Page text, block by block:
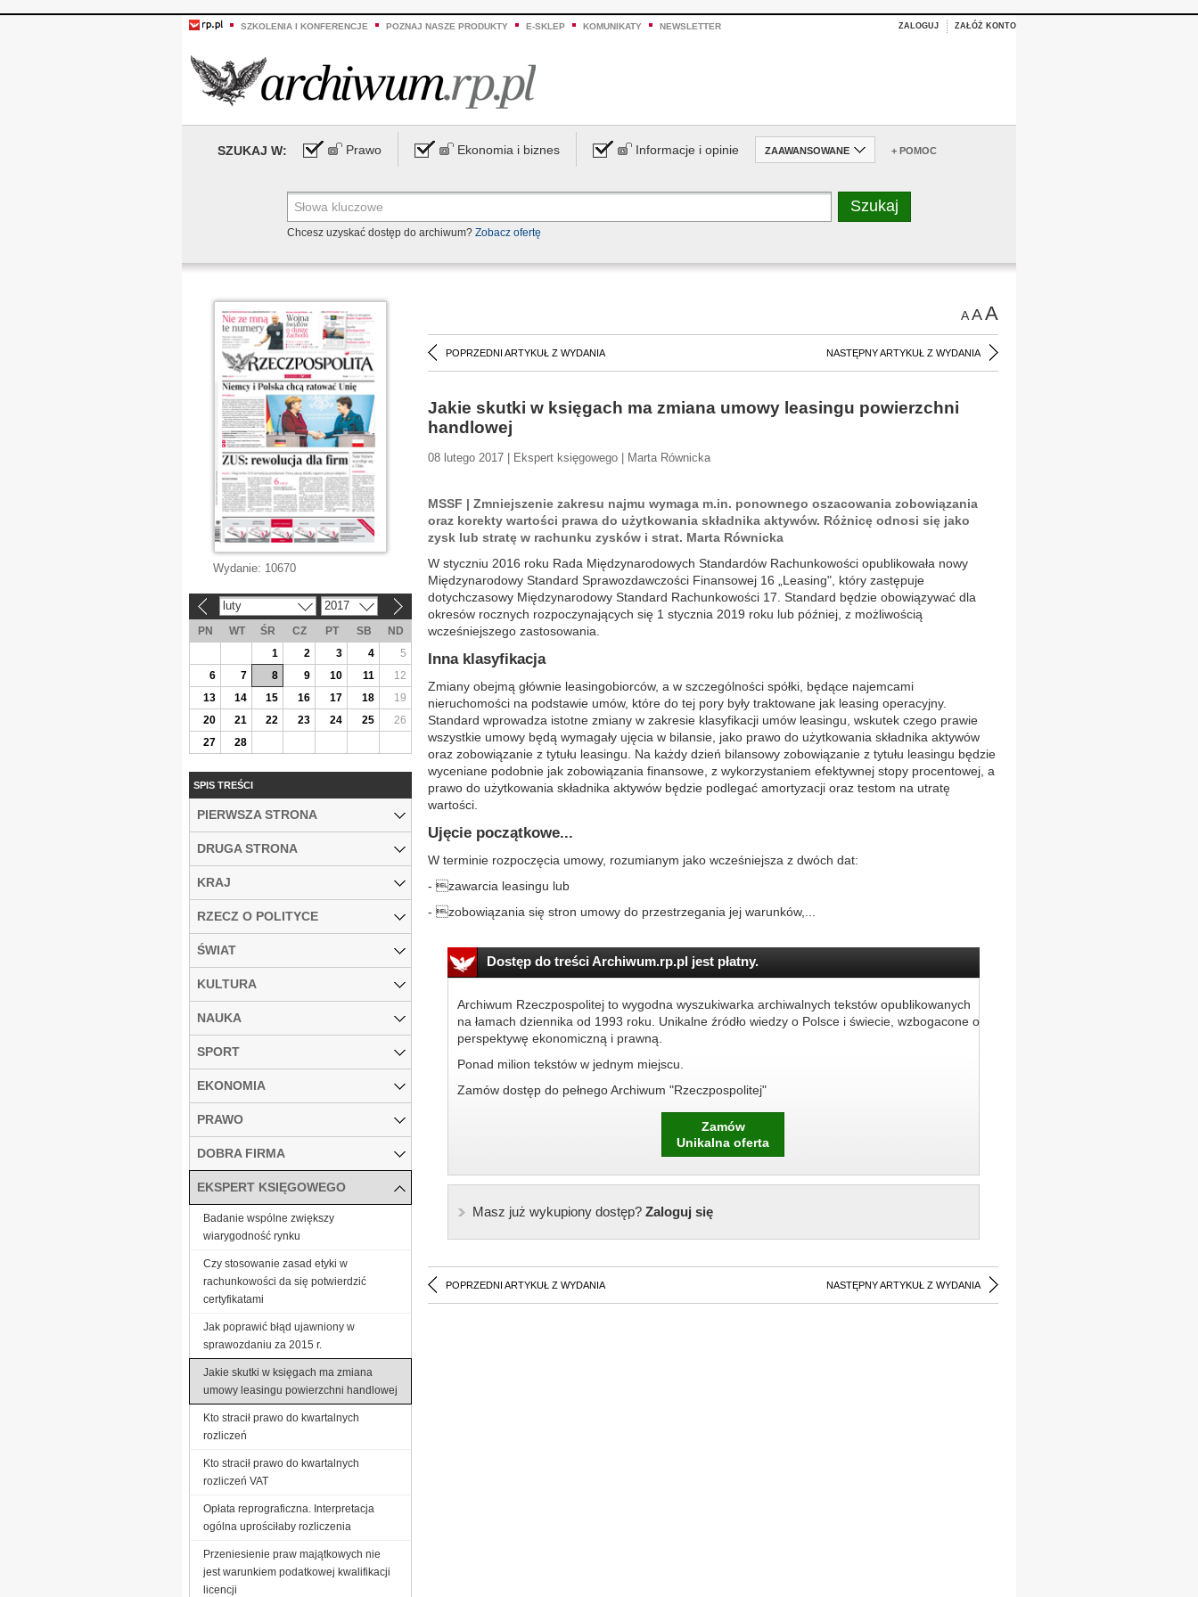
SZKOLENIA I KONFERENCJE POZNAJ NASZE PRODUKTY E-SKLEP KOMUNIKATY NEWSLETTER ZALOGUJ ZAŁÓŻ KONTO
SZUKAJ W: Prawo Ekonomia i biznes Informacje i opinie ZAAWANSOWANE + POMOC
Chcesz uzyskać dostęp do archiwum? Zobacz ofertę
AAA
POPRZEDNI ARTYKUŁ Z WYDANIA NASTĘPNY ARTYKUŁ Z WYDANIA
Jakie skutki w księgach ma zmiana umowy leasingu powierzchni
handlowej
08 lutego 2017 | Ekspert księgowego | Marta Równicka
MSSF | Zmniejszenie zakresu najmu wymaga m.in. ponownego oszacowania zobowiązania
oraz korekty wartości prawa do użytkowania składnika aktywów. Różnicę odnosi się jako
zysk lub stratę w rachunku zysków i strat. Marta Równicka
W styczniu 2016 roku Rada Międzynarodowych Standardów Rachunkowości opublikowała nowy
Międzynarodowy Standard Sprawozdawczości Finansowej 16 „Leasing", który zastępuje
dotychczasowy Międzynarodowy Standard Rachunkowości 17. Standard będzie obowiązywać dla
okresów rocznych rozpoczynających się 1 stycznia 2019 roku lub później, z możliwością
wcześniejszego zastosowania.
Inna klasyfikacja
Zmiany obejmą głównie leasingobiorców, a w szczególności spółki, będące najemcami
nieruchomości na podstawie umów, które do tej pory były traktowane jak leasing operacyjny.
Standard wprowadza istotne zmiany w zakresie klasyfikacji umów leasingu, wskutek czego prawie
wszystkie umowy będą wymagały ujęcia w bilansie, jako prawo do użytkowania składnika aktywów
oraz zobowiązanie z tytułu leasingu. Na każdy dzień bilansowy zobowiązanie z tytułu leasingu będzie
wyceniane podobnie jak zobowiązania finansowe, z wykorzystaniem efektywnej stopy procentowej, a
prawo do użytkowania składnika aktywów będzie podlegać amortyzacji oraz testom na utratę
wartości.
Ujęcie początkowe...
W terminie rozpoczęcia umowy, rozumianym jako wcześniejsza z dwóch dat:
- zawarcia leasingu lub
- zobowiązania się stron umowy do przestrzegania jej warunków,...
Dostęp do treści Archiwum.rp.pl jest płatny.
Archiwum Rzeczpospolitej to wygodna wyszukiwarka archiwalnych tekstów opublikowanych
na łamach dziennika od 1993 roku. Unikalne źródło wiedzy o Polsce i świecie, wzbogacone o
perspektywę ekonomiczną i prawną.
Ponad milion tekstów w jednym miejscu.
Zamów dostęp do pełnego Archiwum "Rzeczpospolitej"
Zamów
Unikalna oferta
Masz już wykupiony dostęp?Zaloguj się
POPRZEDNI ARTYKUŁ Z WYDANIA NASTĘPNY ARTYKUŁ Z WYDANIA
Wydanie: 10670
luty 2017
PN WT ŚR CZ PT SB
ND
1
2 3 4
5
6
7 8 9 10 11
12
13
14 15 16 17 18
19
20
21 22 23 24 25
26
27
28
SPIS TREŚCI
PIERWSZA STRONA
DRUGA STRONA
KRAJ
RZECZ O POLITYCE
ŚWIAT
KULTURA
NAUKA
SPORT
EKONOMIA
PRAWO
DOBRA FIRMA
EKSPERT KSIĘGOWEGO
Badanie wspólne zwiększy
wiarygodność rynku
Czy stosowanie zasad etyki w
rachunkowości da się potwierdzić
certyfikatami
Jak poprawić błąd ujawniony w
sprawozdaniu za 2015 r.
Jakie skutki w księgach ma zmiana
umowy leasingu powierzchni handlowej
Kto stracił prawo do kwartalnych
rozliczeń
Kto stracił prawo do kwartalnych
rozliczeń VAT
Opłata reprograficzna. Interpretacja
ogólna uprościłaby rozliczenia
Przeniesienie praw majątkowych nie
jest warunkiem podatkowej kwalifikacji
licencji